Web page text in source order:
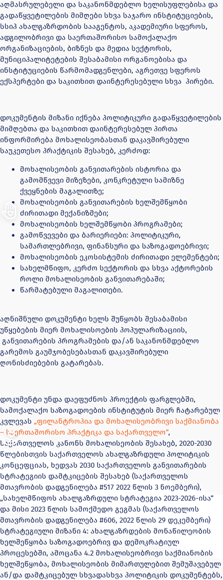
აღმასრულებელი და საკანონმდებლო ხელისუფლებისა და
გადაწყვეტილების მიმღები სხვა საჯარო ინსტიტუციების,
სსიპ ახალგაზრდობის სააგენტოს, აკადემიური სფეროს,
ადგილობრივი და საერთაშორისო სამოქალაქო
ორგანიზაციების, ბიზნეს და მედია სექტორის,
მუნიციპალიტეტების შესაბამისი ორგანოებისა და
ინსტიტუციების წარმომადგენლები, აგრეთვე სფეროს
ექსპერტები და საკითხით დაინტერესებული სხვა პირები.
დოკუმენტის მიზანი იქნება პოლიტიკური გადაწყვეტილების
მიმღებთა და საკითხით დაინტერესებულ პირთა
ინფორმირება მოხალისეობასთან დაკავშირებული
საუკეთესო პრაქტიკის შესახებ, კერძოდ:
მოხალისეობის განვითარების ისტორია და
გამომწვევი მიზეზები, კონკრეტული სამიზნე
ქვეყნების მაგალითზე;
მოხალისეობის განვითარების ხელშემწყობი
ძირითადი მექანიზმები;
მოხალისეობის ხელშემწყობი პროგრამები;
გამოწვევები და ბარიერიები: პოლიტიკური,
სამართლებრივი, ფინანსური და საზოგადოებრივი;
მოხალისეობის ეკოსისტემის ძირითადი ელემენტები;
სახელმწიფო, კერძო სექტორის და სხვა აქტორების
როლი მოხალისეობის განვითარებაში;
წარმატებული მაგალითები.
აღნიშნული დოკუმენტი ხელს შუწყობს შესაბამისი
უწყებების მიერ მოხალისოების პოპულარიზაციის,
განვითარების პროგრამების და/ან საკანონმდებლო
გარემოს გაუმჯობესებასთან დაკავშირებული
ღონისძიებების გატარებას.
დოკუმენტი უნდა დაეფუძნოს პროექტის ფარგლებში,
სამოქალაქო საზოგადოების ინსტიტუტის მიერ ჩატარებულ
კვლევას „ფილანტროპია და მოხალისეობრივი საქმიანობა
– საერთაშორისო პრაქტიკა და საქართველო“,
საქართველოს კანონს მოხალისეობის შესახებ, 2020-2030
წლებისთვის საქართველოს ახალგაზრდული პოლიტიკის
კონცეფციას, ხედვას 2030 საქართველოს განვითარების
სტრატეგიის დამტკიცების შესახებ (საქართველოს
მთავრობის დადგენილება #517 2022 წლის 3 ნოემბერი),
„სახელმწიფოს ახალგაზრდული სტრატეგია 2023-2026-ისა“
და მისი 2023 წლის სამოქმედო გეგმას (საქართველოს
მთავრობის დადგენილება #606, 2022 წლის 29 დეკემბერი)
სტრატეგიული მიზანი 4: ახალგაზრდების მონაწილეობის
ხელშეწყობა საზოგადოებრივ და დემოკრატიულ
პროცესებში, ამოცანა 4.2 მოხალისეობრივი საქმიანობის
ხელშეწყობა, მოხალისეობის მიმართულებით შემუშავებულ
ან/და დამტკიცებულ სხვადასხვა პოლიტიკის დოკუმენტებს,